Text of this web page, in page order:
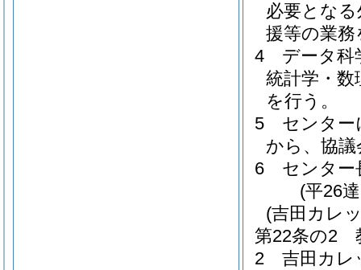
必要とな
援等の業務
4
データ科
統計学・
を行う。
5
センター
から、協
6
センター
(平26
(吉田カレ
第22条の2
2
吉田カレ